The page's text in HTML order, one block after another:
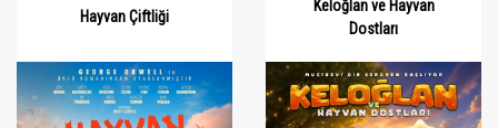
Hayvan Çiftliği
Keloğlan ve Hayvan
Dostları